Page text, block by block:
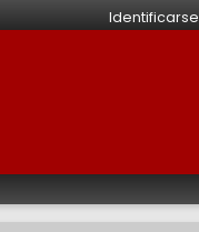
Identificarse